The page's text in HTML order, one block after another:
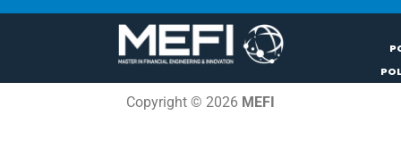
Copyright © 2026 MEFI